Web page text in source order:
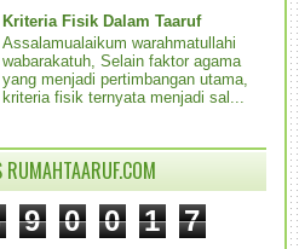
Kriteria Fisik Dalam Taaruf
Assalamualaikum warahmatullahi
wabarakatuh, Selain faktor agama
yang menjadi pertimbangan utama,
kriteria fisik ternyata menjadi sal...
RUMAHTAARUF.COM
9 0 0 1 7